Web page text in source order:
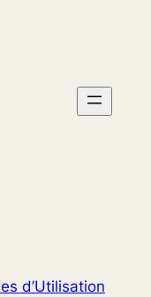
d’Utilisation